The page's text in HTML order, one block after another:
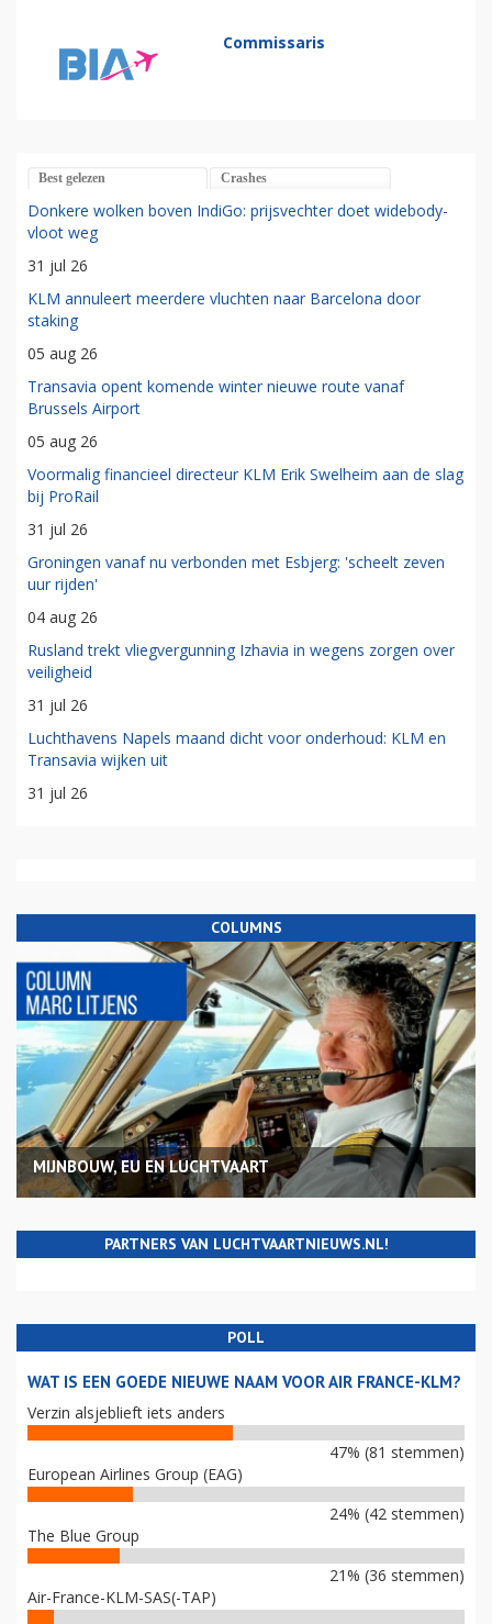
Commissaris
Best gelezen Crashes
Donkere wolken boven IndiGo: prijsvechter doet widebody-
vloot weg
31 jul 26
KLM annuleert meerdere vluchten naar Barcelona door
staking
05 aug 26
Transavia opent komende winter nieuwe route vanaf
Brussels Airport
05 aug 26
Voormalig financieel directeur KLM Erik Swelheim aan de slag
bij ProRail
31 jul 26
Groningen vanaf nu verbonden met Esbjerg: 'scheelt zeven
uur rijden'
04 aug 26
Rusland trekt vliegvergunning Izhavia in wegens zorgen over
veiligheid
31 jul 26
Luchthavens Napels maand dicht voor onderhoud: KLM en
Transavia wijken uit
31 jul 26
COLUMNS
MIJNBOUW, EU EN LUCHTVAART
PARTNERS VAN LUCHTVAARTNIEUWS.NL!
POLL
WAT IS EEN GOEDE NIEUWE NAAM VOOR AIR FRANCE-KLM?
Verzin alsjeblieft iets anders
47% (81 stemmen)
European Airlines Group (EAG)
24% (42 stemmen)
The Blue Group
21% (36 stemmen)
Air-France-KLM-SAS(-TAP)